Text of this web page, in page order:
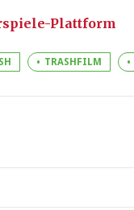
Plattform
TRASHFILM